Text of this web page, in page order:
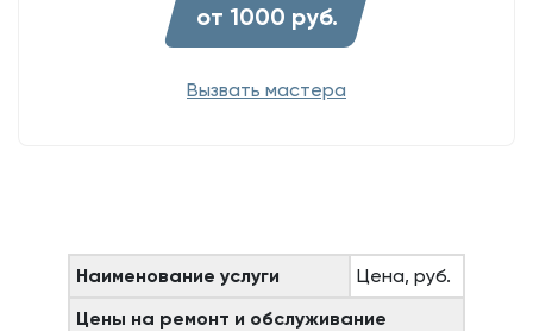
от 1000 руб.
Вызвать мастера
Наименование услуги
Цена, руб.
Цены на ремонт и обслуживание